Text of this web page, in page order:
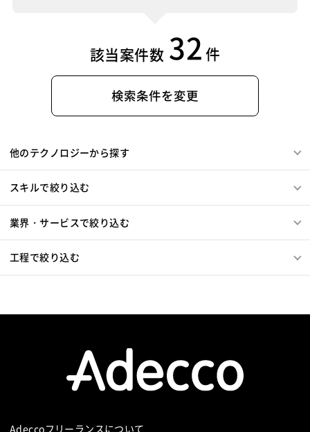
該当案件数 32 件
検索条件を変更
他のテクノロジーから探す
スキルで絞り込む
業界・サービスで絞り込む
工程で絞り込む
Adeccoフリーランスについて